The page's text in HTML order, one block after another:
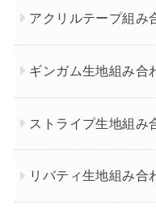
アクリルテープ組み
ギンガム生地組み合
ストライプ生地組み
リバティ生地組み合